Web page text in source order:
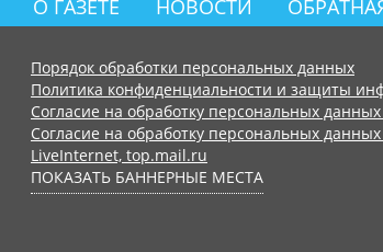
О ГАЗЕТЕ НОВОСТИ
Порядок обработки персональных данных
Политика конфиденциальности и защиты
Согласие на обработку персональных
Согласие на обработку персональных
LiveInternet, top.mail.ru
ПОКАЗАТЬ БАННЕРНЫЕ МЕСТА